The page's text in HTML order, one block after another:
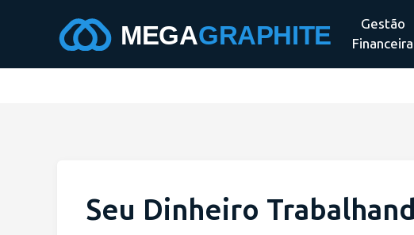
Gestão
Financeira
Seu Dinheiro